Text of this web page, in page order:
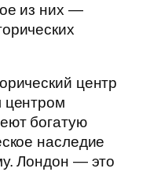
из них —
центр
центром
богатую
наследие
Лондон — это